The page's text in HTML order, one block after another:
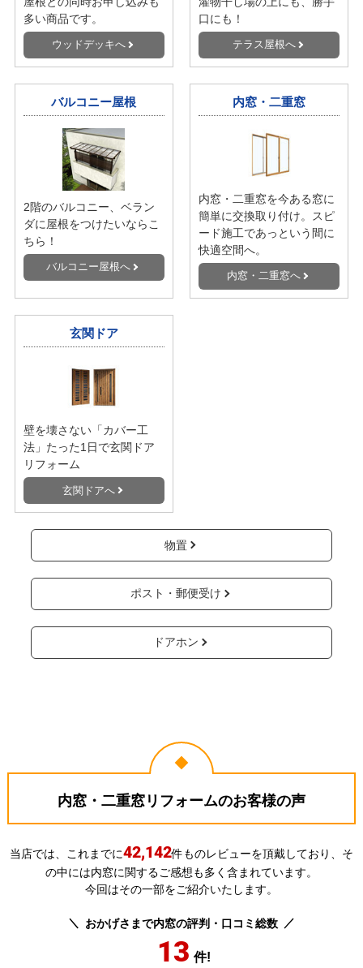
大人気のオシャレなカーポ
ートも多数取り揃えまし
た。サイクルポートと合わ
カーポートへ
雨によるサビや積雪から、
大切な自転車類を守ってく
れます。カーポートと合わ
サイクルポートへ
ウッドデッキ
お庭まわりで人気！テラス
屋根との同時お申し込みも
多い商品です。
ウッドデッキへ
テラス屋根
ウッドデッキの上にも、洗
濯物干し場の上にも、勝手
口にも！
バルコニー屋根
2階のバルコニー、ベラン
ダに屋根をつけたいならこ
快適空間へ。
玄関ドア
玄関ドアへ
物置
ポスト・郵便受け
ドアホン